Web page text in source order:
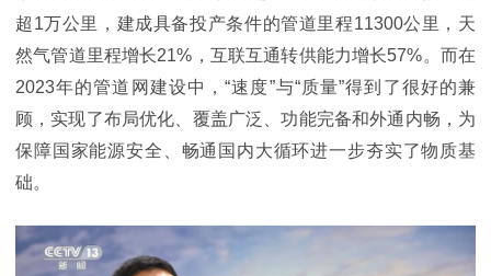
超1万公里，建成具备投产条件的管道里程11300公里，天
然气管道里程增长21%，互联互通转供能力增长57%。而在
2023年的管道网建设中，“速度”与“质量”得到了很好的兼
顾，实现了布局优化、覆盖广泛、功能完备和外通内畅，为
保障国家能源安全、畅通国内大循环进一步夯实了物质基
础。